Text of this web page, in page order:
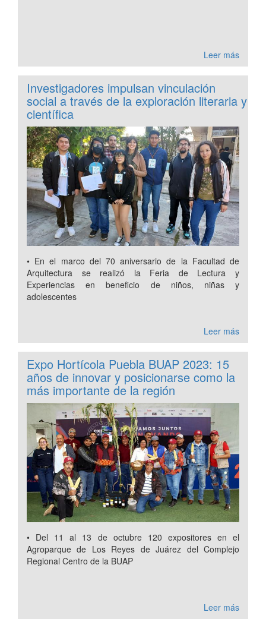
Leer más
Investigadores impulsan vinculación
social a través de la exploración literaria y
científica
• En el marco del 70 aniversario de la Facultad de
Arquitectura se realizó la Feria de Lectura y
Experiencias en beneficio de niños, niñas y
adolescentes
Leer más
Expo Hortícola Puebla BUAP 2023: 15
años de innovar y posicionarse como la
más importante de la región
• Del 11 al 13 de octubre 120 expositores en el
Agroparque de Los Reyes de Juárez del Complejo
Regional Centro de la BUAP
Leer más